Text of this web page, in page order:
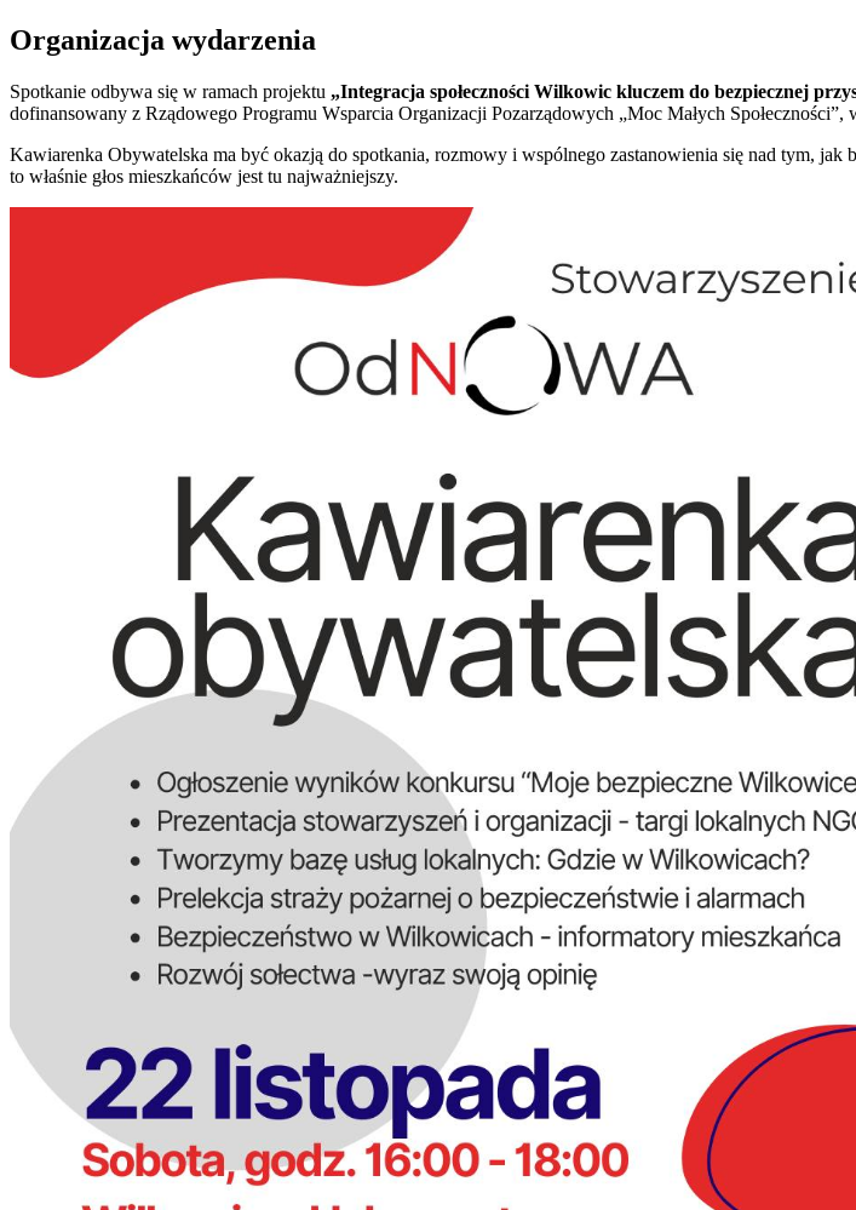
Organizacja wydarzenia
Spotkanie odbywa się w ramach projektu „Integracja społeczności Wilkowic kluczem do bezpiecznej
dofinansowany z Rządowego Programu Wsparcia Organizacji Pozarządowych „Moc Małych
Kawiarenka Obywatelska ma być okazją do spotkania, rozmowy i wspólnego zastanowienia się nad tym,
to właśnie głos mieszkańców jest tu najważniejszy.